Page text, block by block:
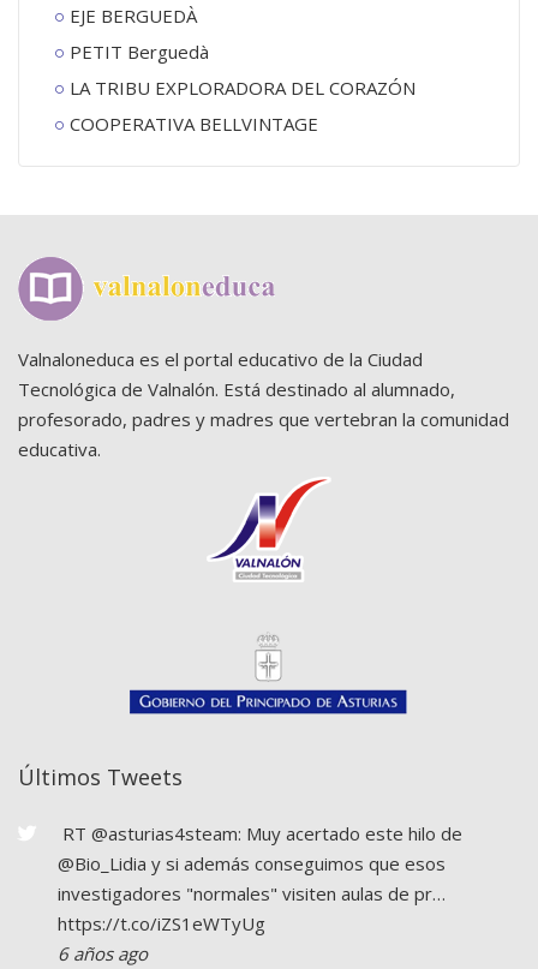
EJE BERGUEDÀ
PETIT Berguedà
LA TRIBU EXPLORADORA DEL CORAZÓN
COOPERATIVA BELLVINTAGE
Valnaloneduca es el portal educativo de la Ciudad
Tecnológica de Valnalón. Está destinado al alumnado,
profesorado, padres y madres que vertebran la comunidad
educativa.
Últimos Tweets
RT @asturias4steam: Muy acertado este hilo de
@Bio_Lidia y si además conseguimos que esos
investigadores "normales" visiten aulas de pr…
https://t.co/iZS1eWTyUg
6 años ago